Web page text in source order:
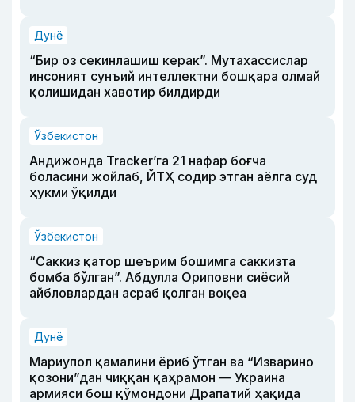
Дунё
“Бир оз секинлашиш керак”. Мутахассислар
инсоният сунъий интеллектни бошқара олмай
қолишидан хавотир билдирди
Ўзбекистон
Андижонда Tracker’га 21 нафар боғча
боласини жойлаб, ЙТҲ содир этган аёлга суд
ҳукми ўқилди
Ўзбекистон
“Саккиз қатор шеърим бошимга саккизта
бомба бўлган”. Абдулла Ориповни сиёсий
айбловлардан асраб қолган воқеа
Дунё
Мариупол қамалини ёриб ўтган ва “Изварино
қозони”дан чиққан қаҳрамон — Украина
армияси бош қўмондони Драпатий ҳақида